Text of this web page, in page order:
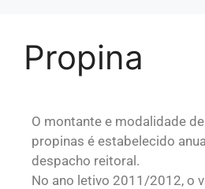
Propina
O montante e modalidade
propinas é estabelecido
despacho reitoral.
No ano letivo 2011/2012, o